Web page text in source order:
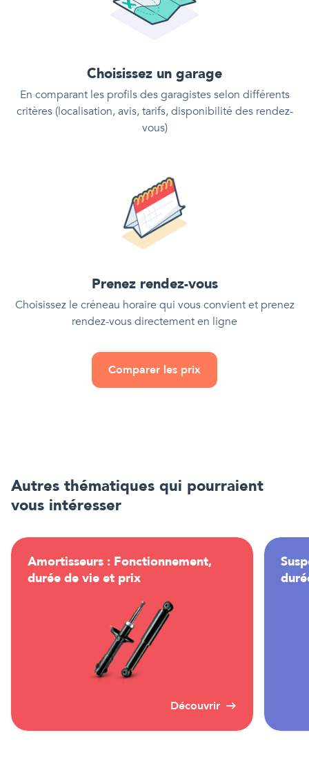
Choisissez un garage
En comparant les profils des garagistes selon différents
critères (localisation, avis, tarifs, disponibilité des rendez-
vous)
Prenez rendez-vous
Choisissez le créneau horaire qui vous convient et prenez
rendez-vous directement en ligne
Comparer les prix
Autres thématiques qui pourraient
vous intéresser
Amortisseurs : Fonctionnement,
durée de vie et prix
Découvrir